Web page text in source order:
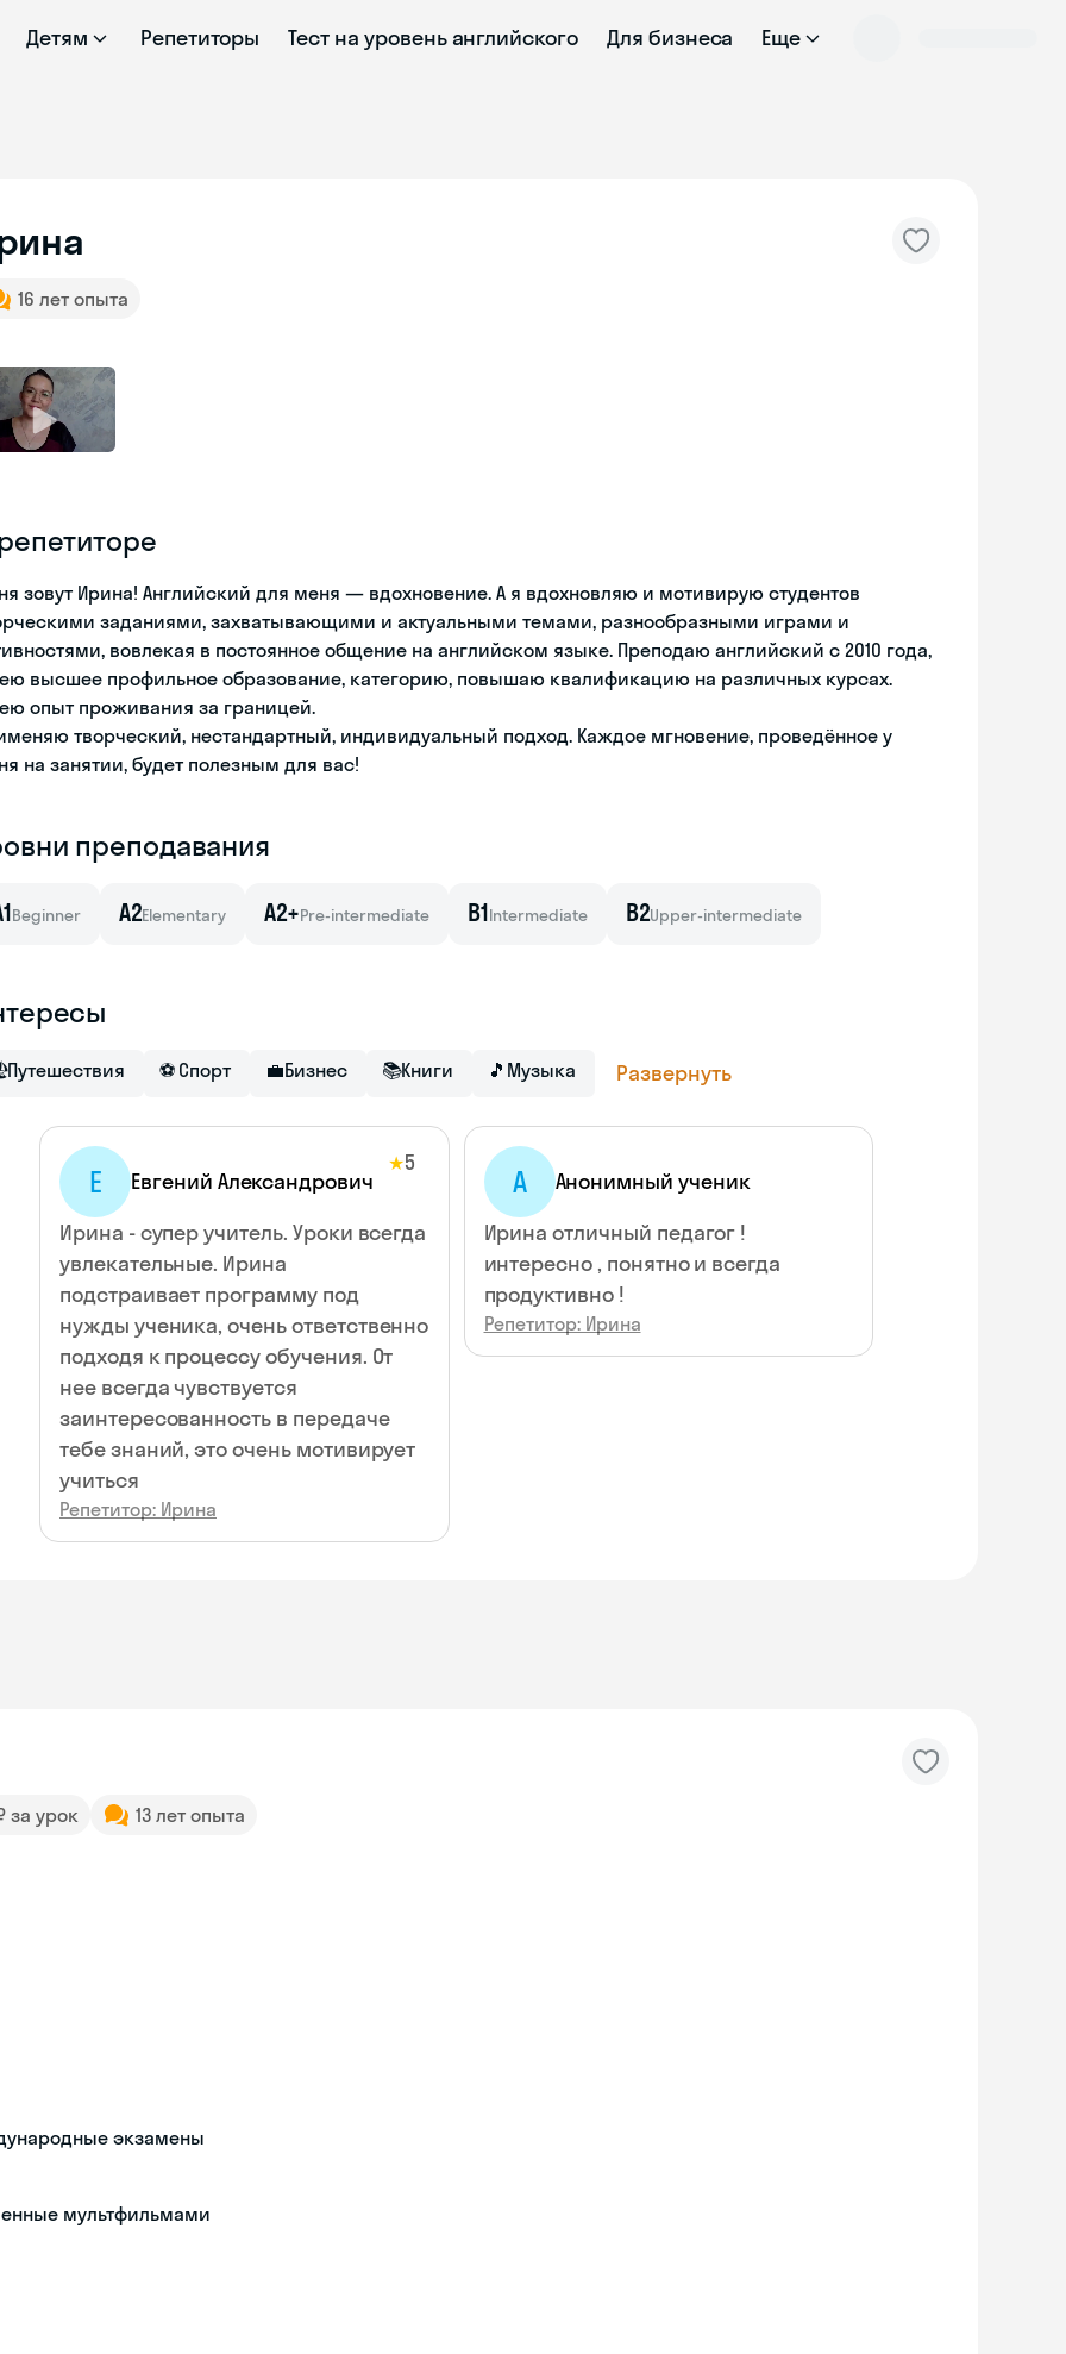
Детям Репетиторы Тест на уровень английского Для бизнеса Еще
16 лет опыта
зовут Ирина! Английский для меня — вдохновение. А я вдохновляю и мотивирую студентов
заданиями, захватывающими и актуальными темами, разнообразными играми и
вовлекая в постоянное общение на английском языке. Преподаю английский с 2010 года,
высшее профильное образование, категорию, повышаю квалификацию на различных курсах.
опыт проживания за границей.
творческий, нестандартный, индивидуальный подход. Каждое мгновение, проведённое у
на занятии, будет полезным для вас!
преподавания
Beginner A2Elementary A2+Pre-intermediate B1Intermediate B2Upper-intermediate
Путешествия ⚽ Спорт 💼Бизнес 📚Книги 🎵 Музыка Развернуть
Е Евгений Александрович
★5
Ирина - супер учитель. Уроки всегда
увлекательные. Ирина
подстраивает программу под
нужды ученика, очень ответственно
подходя к процессу обучения. От
нее всегда чувствуется
заинтересованность в передаче
тебе знаний, это очень мотивирует
учиться
Репетитор: Ирина
А
Анонимный ученик
Ирина отличный педагог !
интересно , понятно и всегда
продуктивно !
Репетитор: Ирина
за урок 13 лет опыта
экзамены
мультфильмами